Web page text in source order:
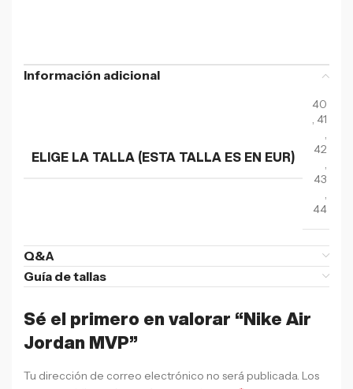
Información adicional
ELIGE LA TALLA (ESTA TALLA ES EN EUR)
40
, 41
,
42
,
43
,
44
Q&A
Guía de tallas
Sé el primero en valorar “Nike Air
Jordan MVP”
Tu dirección de correo electrónico no será publicada. Los